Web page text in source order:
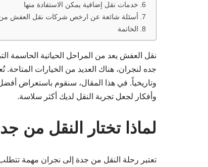
خدمات نقل إضافية يمكن الاستفادة منها
أسئلة شائعة عن ارخص شركات نقل العفش من
الخاتمة
نقل العفش يعد من المراحل الحياتية
جده لنجران، هناك العديد من الخيارات
وتاريخياً. في هذا المقال، سنقوم باستعراض
وأفكار لجعل تجربة النقل لديك أكثر سلاسة.
لماذا تختار النقل من
تعتبر رحلة النقل من جدة إلى نجران مهمة